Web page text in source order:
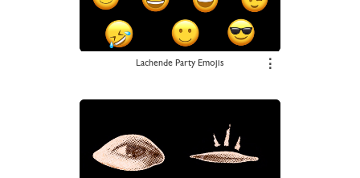
Lachende Party Emojis ⋮